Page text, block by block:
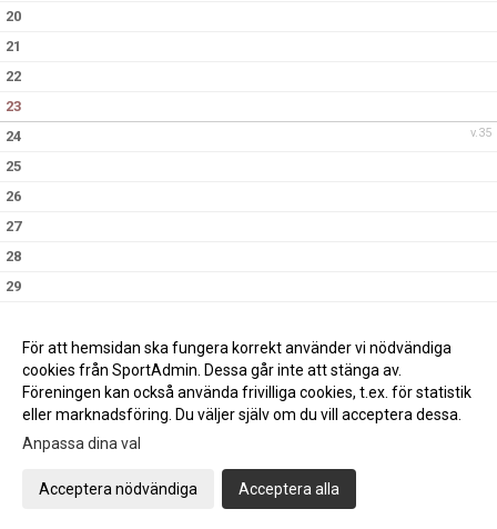
20
21
22
23
v.35
24
25
26
27
28
29
Gå till Webbversion
För att hemsidan ska fungera korrekt använder vi nödvändiga
cookies från SportAdmin. Dessa går inte att stänga av.
Föreningen kan också använda frivilliga cookies, t.ex. för statistik
eller marknadsföring. Du väljer själv om du vill acceptera dessa.
Anpassa dina val
Acceptera nödvändiga Acceptera alla